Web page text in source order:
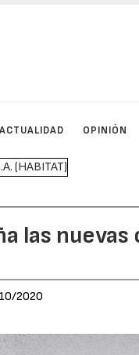
ACTUALIDAD OPINIÓN
las
2020